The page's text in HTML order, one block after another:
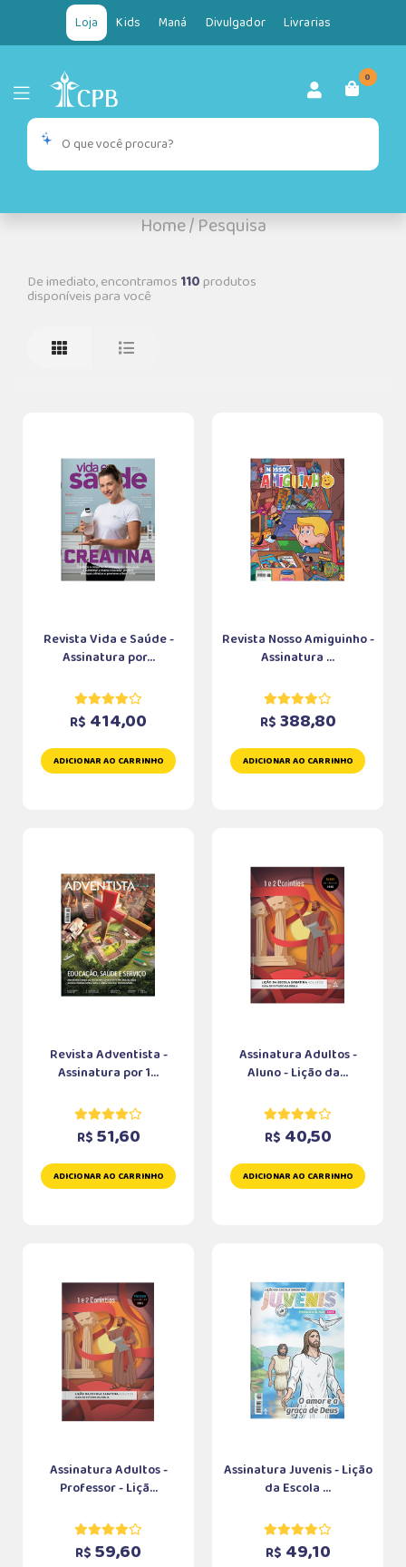
Loja Kids Maná Divulgador Livrarias
0
Home/Pesquisa
De imediato, encontramos 110produtos
disponíveis para você
Revista Vida e Saúde -
Assinatura por...
R$ 414,00
ADICIONAR AO CARRINHO
Revista Nosso Amiguinho -
Assinatura ...
R$ 388,80
ADICIONAR AO CARRINHO
Revista Adventista -
Assinatura por 1...
R$ 51,60
ADICIONAR AO CARRINHO
Assinatura Adultos -
Aluno - Lição da...
R$ 40,50
ADICIONAR AO CARRINHO
Assinatura Adultos -
Professor - Liçã...
R$ 59,60
Assinatura Juvenis - Lição
da Escola ...
R$ 49,10